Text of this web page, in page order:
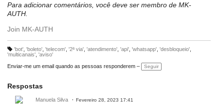
Para adicionar comentários, você deve ser membro de MK-
AUTH.
Join MK-AUTH
M
c
a
e
s:
'bot', 'boleto', 'telecom', '2ª via', 'atendimento', 'api', 'whatsapp', 'desbloqueio',
'multicanais' 'aviso'
Enviar-me um email quando as pessoas responderem –
Seguir
Respostas
Manuela Silva Fevereiro 28, 2023 17:41